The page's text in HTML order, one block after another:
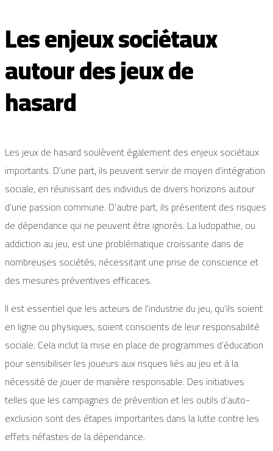
Les enjeux sociétaux
autour des jeux de
hasard
Les jeux de hasard soulèvent également des enjeux sociétaux
importants. D’une part, ils peuvent servir de moyen d’intégration
sociale, en réunissant des individus de divers horizons autour
d’une passion commune. D’autre part, ils présentent des risques
de dépendance qui ne peuvent être ignorés. La ludopathie, ou
addiction au jeu, est une problématique croissante dans de
nombreuses sociétés, nécessitant une prise de conscience et
des mesures préventives efficaces.
Il est essentiel que les acteurs de l’industrie du jeu, qu’ils soient
en ligne ou physiques, soient conscients de leur responsabilité
sociale. Cela inclut la mise en place de programmes d’éducation
pour sensibiliser les joueurs aux risques liés au jeu et à la
nécessité de jouer de manière responsable. Des initiatives
telles que les campagnes de prévention et les outils d’auto-
exclusion sont des étapes importantes dans la lutte contre les
effets néfastes de la dépendance.